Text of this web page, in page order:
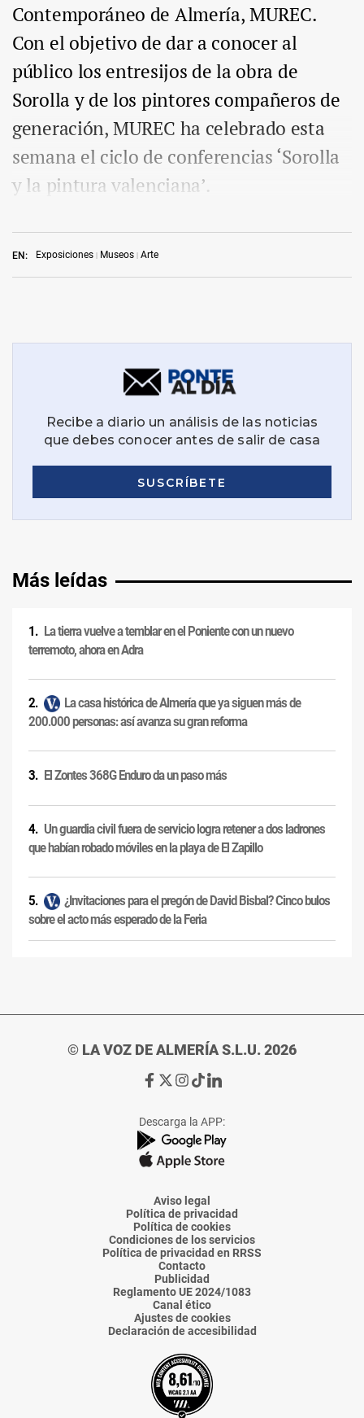
EN: Exposiciones Museos Arte
Contemporáneo de Almería, MUREC.
Con el objetivo de dar a conocer al
público los entresijos de la obra de
Sorolla y de los pintores compañeros de
generación, MUREC ha celebrado esta
semana el ciclo de conferencias ‘Sorolla
y la pintura valenciana’.
Más leídas
La tierra vuelve a temblar en el Poniente con un nuevo
terremoto, ahora en Adra
La casa histórica de Almería que ya siguen más de
200.000 personas: así avanza su gran reforma
El Zontes 368G Enduro da un paso más
Un guardia civil fuera de servicio logra retener a dos ladrones
que habían robado móviles en la playa de El Zapillo
¿Invitaciones para el pregón de David Bisbal? Cinco bulos
sobre el acto más esperado de la Feria
© LA VOZ DE ALMERÍA S.L.U. 2026
Ir
de
La
Voz
Almería
Ir
de
La
Voz
Almería
Ir
de
La
Voz
Almería
Ir
de
La
Voz
Almería
Ir
de
La
Voz
Descarga la APP:
Aviso legal
Política de privacidad
Política de cookies
Condiciones de los servicios
Política de privacidad en RRSS
Contacto
Publicidad
Reglamento UE 2024/1083
Canal ético
Ajustes de cookies
Declaración de accesibilidad